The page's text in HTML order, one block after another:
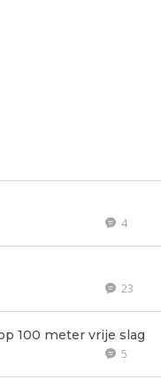
4
23
100 meter vrije slag
5